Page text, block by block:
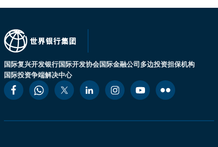
国际复兴开发银行国际开发协会国际金融公司多边投资担保机构
国际投资争端解决中心